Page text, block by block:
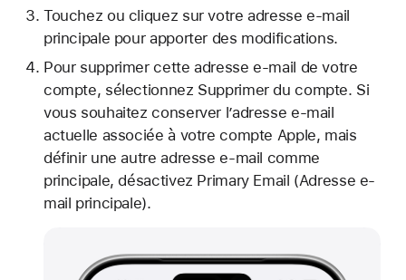
Touchez ou cliquez sur votre adresse e-mail
principale pour apporter des modifications.
Pour supprimer cette adresse e-mail de votre
compte, sélectionnez Supprimer du compte. Si
vous souhaitez conserver l’adresse e-mail
actuelle associée à votre compte Apple, mais
définir une autre adresse e-mail comme
principale, désactivez Primary Email (Adresse e-
mail principale).